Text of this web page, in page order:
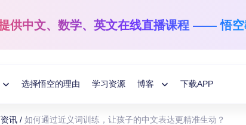
供中文、数学、英文在线直播课程 —— 悟空
选择悟空的理由 学习资源
博客
下载APP
讯 / 如何通过近义词训练，让孩子的中文表达更精准生动？